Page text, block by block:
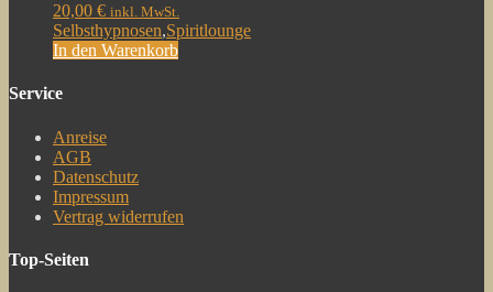
20,00 € inkl. MwSt.
Selbsthypnosen,Spiritlounge
In den Warenkorb
Service
Anreise
AGB
Datenschutz
Impressum
Vertrag widerrufen
Top-Seiten